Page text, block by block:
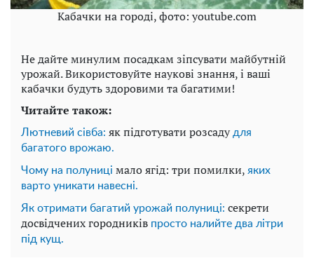
Кабачки на городі, фото: youtube.com
Не дайте минулим посадкам зіпсувати майбутній
урожай. Використовуйте наукові знання, і ваші
кабачки будуть здоровими та багатими!
Читайте також:
Лютневий сівба: як підготувати розсаду для
багатого врожаю.
Чому на полуниці мало ягід: три помилки, яких
варто уникати навесні.
Як отримати багатий урожай полуниці: секрети
досвідчених городників просто налийте два літри
під кущ.